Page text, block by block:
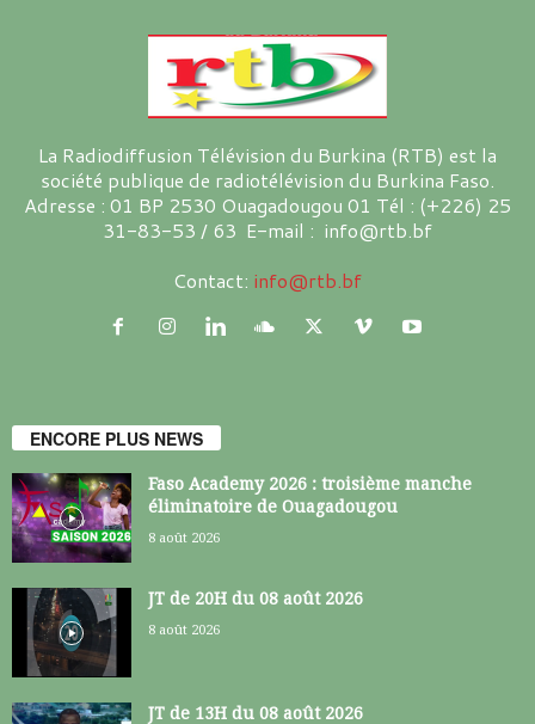
La Radiodiffusion Télévision du Burkina (RTB) est la
société publique de radiotélévision du Burkina Faso.
Adresse : 01 BP 2530 Ouagadougou 01 Tél : (+226) 25
31-83-53 / 63 E-mail : info@rtb.bf
Contact: info@rtb.bf
ENCORE PLUS NEWS
Faso Academy 2026 : troisième manche
éliminatoire de Ouagadougou
8 août 2026
JT de 20H du 08 août 2026
8 août 2026
JT de 13H du 08 août 2026